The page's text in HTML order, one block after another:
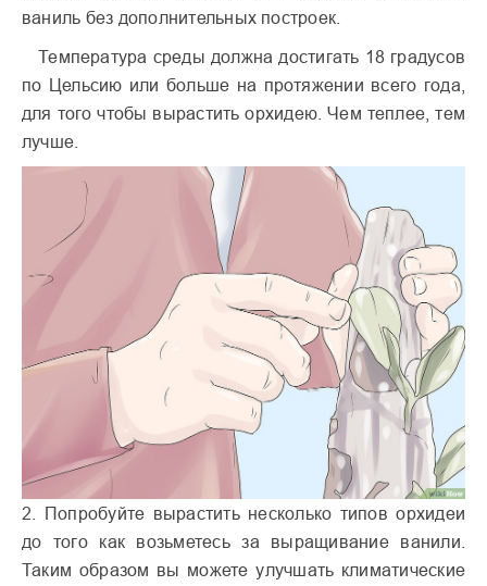
ваниль без дополнительных построек.
Температура среды должна достигать 18 градусов
по Цельсию или больше на протяжении всего года,
для того чтобы вырастить орхидею. Чем теплее, тем
лучше.
2. Попробуйте вырастить несколько типов орхидеи
до того как возьметесь за выращивание ванили.
Таким образом вы можете улучшать климатические